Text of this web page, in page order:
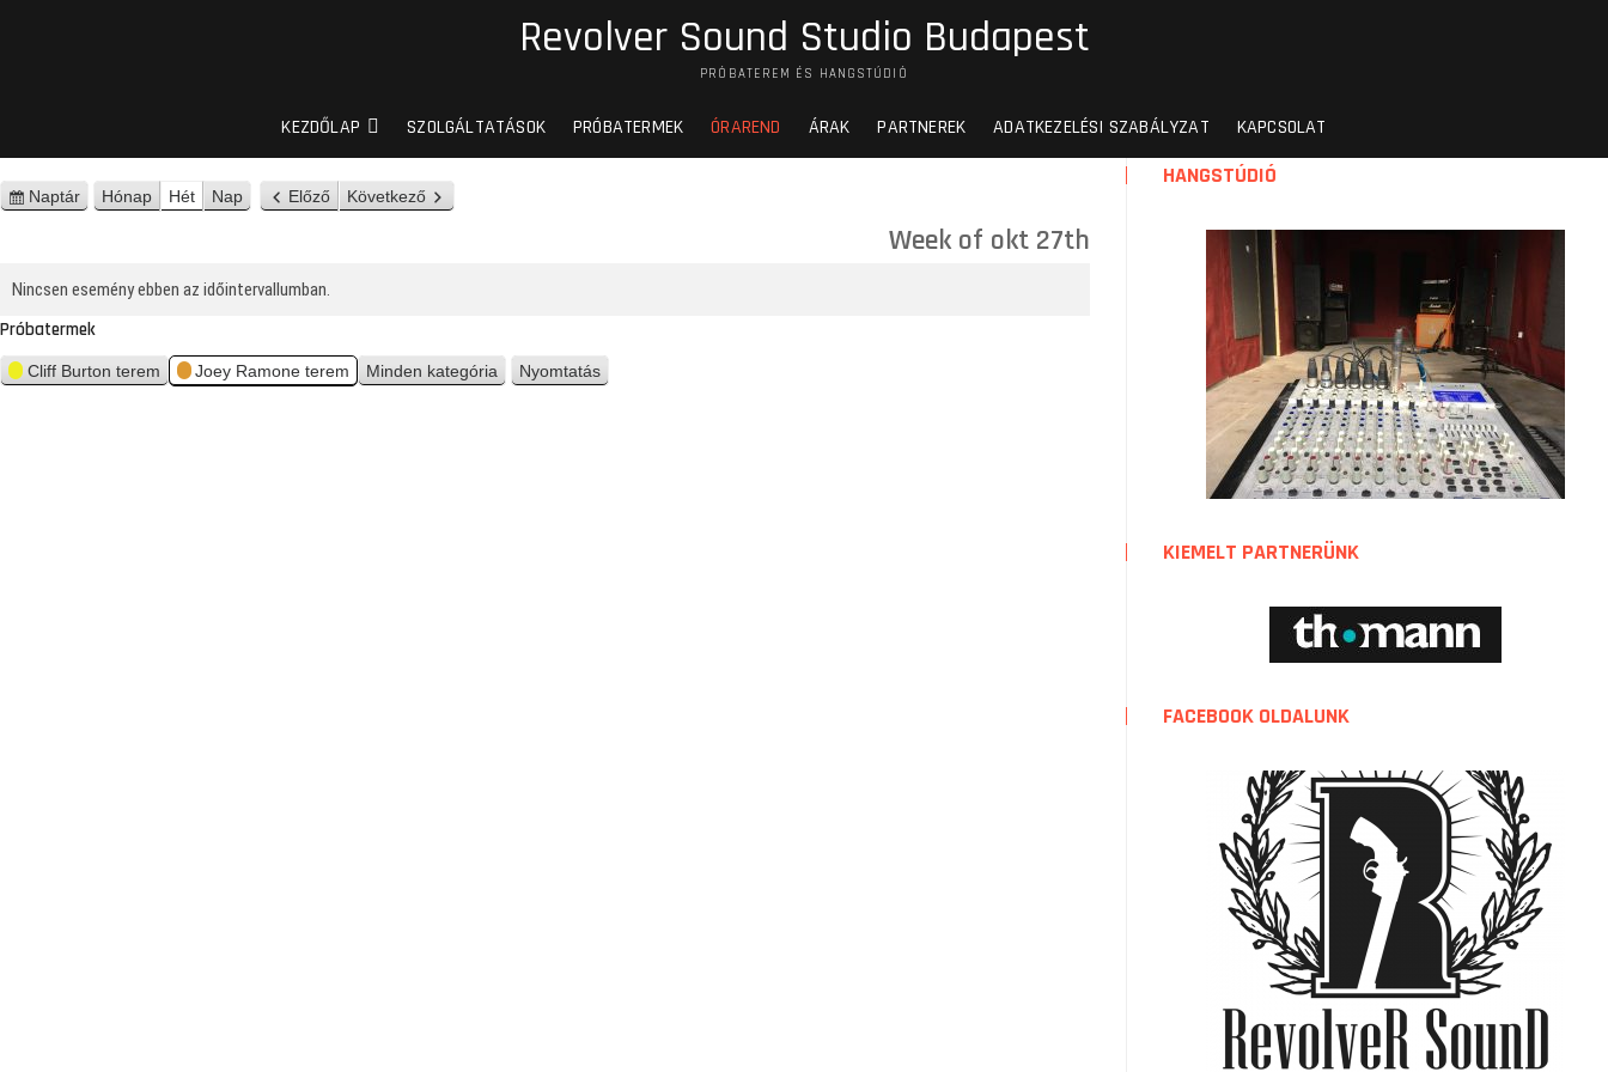
Revolver Sound Studio Budapest
PRÓBATEREM ÉS HANGSTÚDIÓ
KEZDŐLAP SZOLGÁLTATÁSOK PRÓBATERMEK ÓRAREND ÁRAK PARTNEREK ADATKEZELÉSI SZABÁLYZAT KAPCSOLAT
Naptár Hónap Hét Nap Előző Következő
Week of okt 27th
Nincsen esemény ebben az időintervallumban.
Próbatermek
Cliff Burton terem Joey Ramone terem Minden kategória Nyomtatás
HANGSTÚDIÓ
KIEMELT PARTNERÜNK
FACEBOOK OLDALUNK